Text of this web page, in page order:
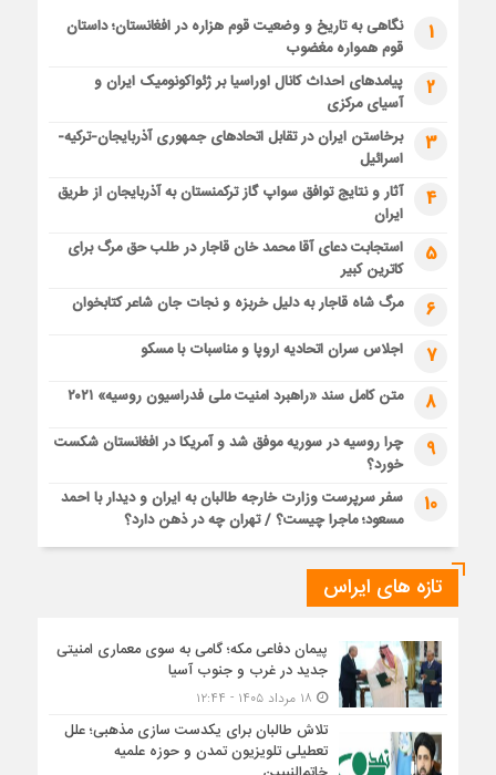
1
نگاهی به تاریخ و وضعیت قوم هزاره در افغانستان؛ داستان
قوم همواره مغضوب
2
پیامدهای احداث کانال اوراسیا بر ژئواکونومیک ایران و
آسیای مرکزی
3
برخاستن ایران در تقابل اتحادهای جمهوری آذربایجان-ترکیه-
اسرائیل
4
آثار و نتایج توافق سواپ گاز ترکمنستان به آذربایجان از طریق
ایران
5
استجابت دعای آقا محمد خان قاجار در طلب حق مرگ برای
کاترین کبیر
6 مرگ شاه قاجار به دلیل خربزه و نجات جان شاعر کتابخوان
7 اجلاس سران اتحادیه اروپا و مناسبات با مسکو
8 متن کامل سند «راهبرد امنیت ملی فدراسیون روسیه» ۲۰۲۱
9
چرا روسیه در سوریه موفق شد و آمریکا در افغانستان شکست
خورد؟
10
سفر سرپرست وزارت خارجه طالبان به ایران و دیدار با احمد
مسعود؛ ماجرا چیست؟ / تهران چه در ذهن دارد؟
تازه های ایراس
پیمان دفاعی مکه؛ گامی به سوی معماری امنیتی
جدید در غرب و جنوب آسیا
تلاش طالبان برای یکدست سازی مذهبی؛ علل
تعطیلی تلویزیون تمدن و حوزه علمیه